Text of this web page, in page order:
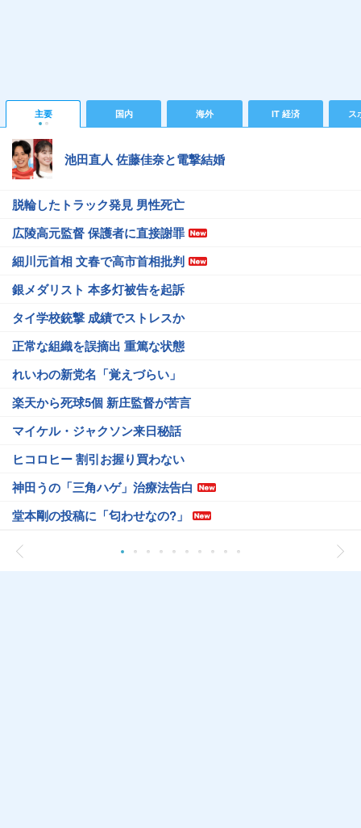
主要 国内 海外 IT 経済 ス
池田直人 佐藤佳奈と電撃結婚
脱輪したトラック発見 男性死亡
広陵高元監督 保護者に直接謝罪
細川元首相 文春で高市首相批判
銀メダリスト 本多灯被告を起訴
タイ学校銃撃 成績でストレスか
正常な組織を誤摘出 重篤な状態
れいわの新党名「覚えづらい」
楽天から死球5個 新庄監督が苦言
マイケル・ジャクソン来日秘話
ヒコロヒー 割引お握り買わない
神田うの「三角ハゲ」治療法告白
堂本剛の投稿に「匂わせなの?」